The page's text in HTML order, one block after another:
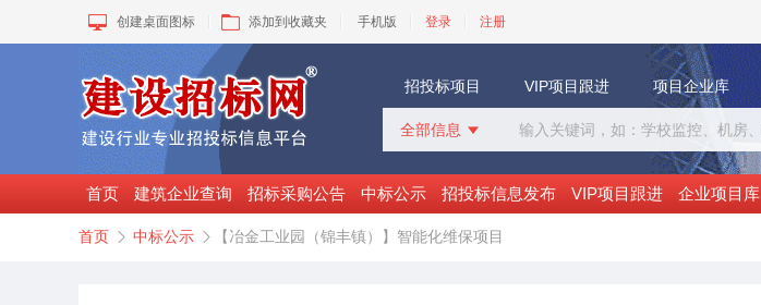
创建桌面图标 添加到收藏夹 手机版 登录 注册
招投标项目 VIP项目跟进 项目企业库
全部信息 
招标采购
中标公示
变更公告
首页 建筑企业查询 招标采购公告 中标公示 招投标信息发布 VIP项目跟进 企业项目库
首页  中标公示  【冶金工业园（锦丰镇）】智能化维保项目